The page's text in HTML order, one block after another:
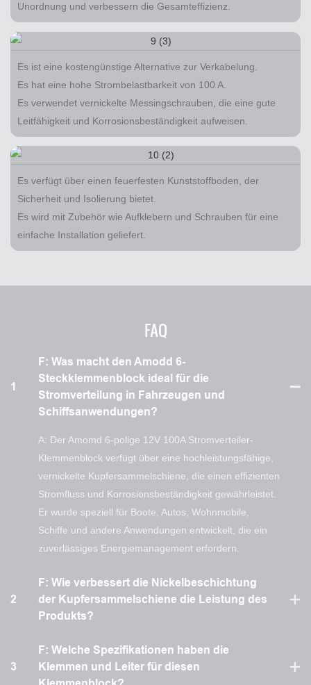
Unordnung und verbessern die Gesamteffizienz.
Es ist eine kostengünstige Alternative zur Verkabelung.
Es hat eine hohe Strombelastbarkeit von 100 A.
Es verwendet vernickelte Messingschrauben, die eine gute
Leitfähigkeit und Korrosionsbeständigkeit aufweisen.
Es verfügt über einen feuerfesten Kunststoffboden, der
Sicherheit und Isolierung bietet.
Es wird mit Zubehör wie Aufklebern und Schrauben für eine
einfache Installation geliefert.
FAQ
1
F: Was macht den Amodd 6-
Steckklemmenblock ideal für die
Stromverteilung in Fahrzeugen und
Schiffsanwendungen?
A: Der Amomd 6-polige 12V 100A Stromverteiler-
Klemmenblock verfügt über eine hochleistungsfähige,
vernickelte Kupfersammelschiene, die einen effizienten
Stromfluss und Korrosionsbeständigkeit gewährleistet.
Er wurde speziell für Boote, Autos, Wohnmobile,
Schiffe und andere Anwendungen entwickelt, die ein
zuverlässiges Energiemanagement erfordern.
2
F: Wie verbessert die Nickelbeschichtung
der Kupfersammelschiene die Leistung des
Produkts?
3
F: Welche Spezifikationen haben die
Klemmen und Leiter für diesen